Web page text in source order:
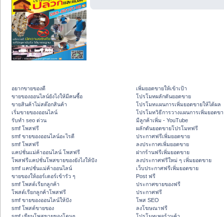
อยากขายของดี
ขายของออนไลน์ยังไงให้มีคนซื้อ
ขายสินค้าไม่สต๊อกสินค้า
เริ่มขายของออนไลน์
รับทำ seo ด่วน
smf โพสฟรี
smf ขายของออนไลน์อะไรดี
smf โพสฟรี
แคปชั่นแม่ค้าออนไลน์ โพสฟรี
โพสฟรีแคปชั่นโพสขายของยังไงให้ปัง
smf แคปชั่นแม่ค้าออนไลน์
ขายของให้ออร์เดอร์เข้ารัว ๆ
smf โพสต์เรียกลูกค้า
โพสต์เรียกลูกค้าโพสฟรี
smf ขายของออนไลน์ให้ปัง
smf โพสต์ขายของ
เพิ่มยอดขายให้เข้าเป้า
โปรโมทผลักดันยอดขาย
โปรโมทแผนการเพิ่มยอดขายให้ได้ผล
โปรโมทวิธีการวางแผนการเพิ่มยอดข
มีลูกค้าเพิ่ม - YouTube
ผลักดันยอดขายโปรโมทฟรี
ประกาศฟรีเพิ่มยอดขาย
ลงประกาศเพิ่มยอดขาย
ฝากร้านฟรีเพิ่มยอดขาย
ลงประกาศฟรีใหม่ ๆ เพิ่มยอดขาย
เว็บประกาศฟรีเพิ่มยอดขาย
Post ฟรี
ประกาศขายของฟรี
ประกาศฟรี
โพส SEO
ลงโฆษณาฟรี